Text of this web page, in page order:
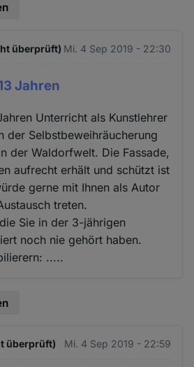
überprüft) Mi. 4 Sep 2019 - 22:30
Jahren
Unterricht als Kunstlehrer
der Selbstbeweihräucherung
der Waldorfwelt. Die Fassade,
aufrecht erhält und schützt ist
gerne mit Ihnen als Autor
treten.
Sie in der 3-jährigen
noch nie gehört haben.
.....
überprüft) Mi. 4 Sep 2019 - 22:59